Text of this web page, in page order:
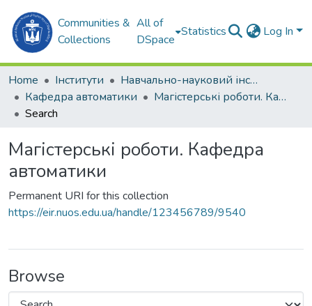
Communities &
Collections
All of
DSpace
Statistics Log In
Home Інститути
Навчально-науковий інститут автоматики та електротехніки (ННІАЕ)
Кафедра автоматики
Магістерські роботи. Кафедра автоматики
Search
Магістерські роботи. Кафедра
автоматики
Permanent URI for this collection
https://eir.nuos.edu.ua/handle/123456789/9540
Browse